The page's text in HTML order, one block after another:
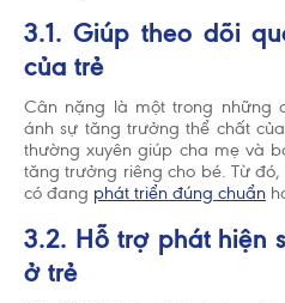
3.1. Giúp theo dõi
của trẻ
Cân nặng là một trong những
ánh sự tăng trưởng thể chất
thường xuyên giúp cha mẹ và
tăng trưởng riêng cho bé. Từ
có đang phát triển đúng chuẩn
3.2. Hỗ trợ phát hiện
ở trẻ